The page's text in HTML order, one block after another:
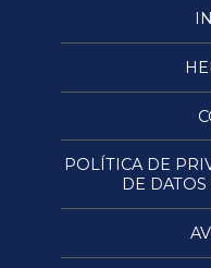
POLÍTICA DE
DE